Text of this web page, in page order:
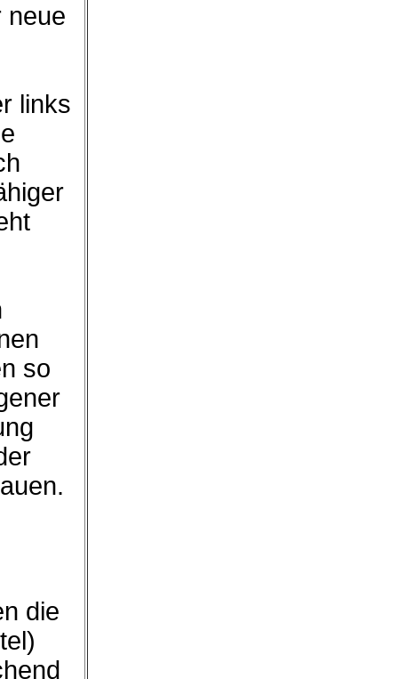
neue
links
so
die